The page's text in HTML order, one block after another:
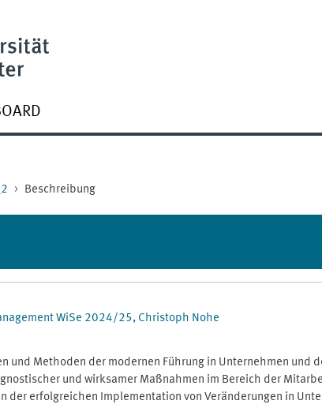
Beschreibung
WiSe 2024/25, Christoph Nohe
und Methoden der modernen Führung in Unternehmen
und wirksamer Maßnahmen im Bereich der
der erfolgreichen Implementation von Veränderungen in